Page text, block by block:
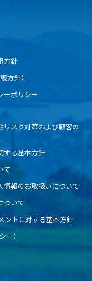
方針
方針）
ーポリシー
リスク対策および顧客の
する基本方針
て
報のお取扱いについて
ついて
ントに対する基本方針
ー）